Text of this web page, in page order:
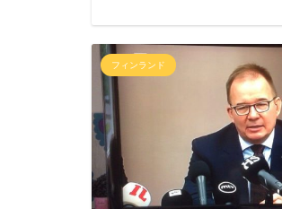
フィンランド